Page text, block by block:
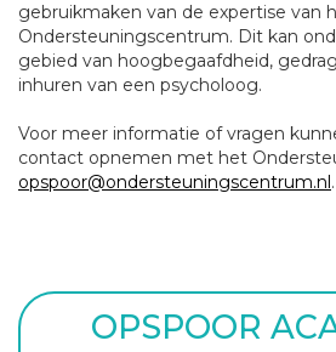
gebruikmaken van de expertise van
Ondersteuningscentrum. Dit kan
gebied van hoogbegaafdheid,
inhuren van een psycholoog.
Voor meer informatie of vragen
contact opnemen met het
opspoor@ondersteuningscentrum.nl.
OPSPOOR